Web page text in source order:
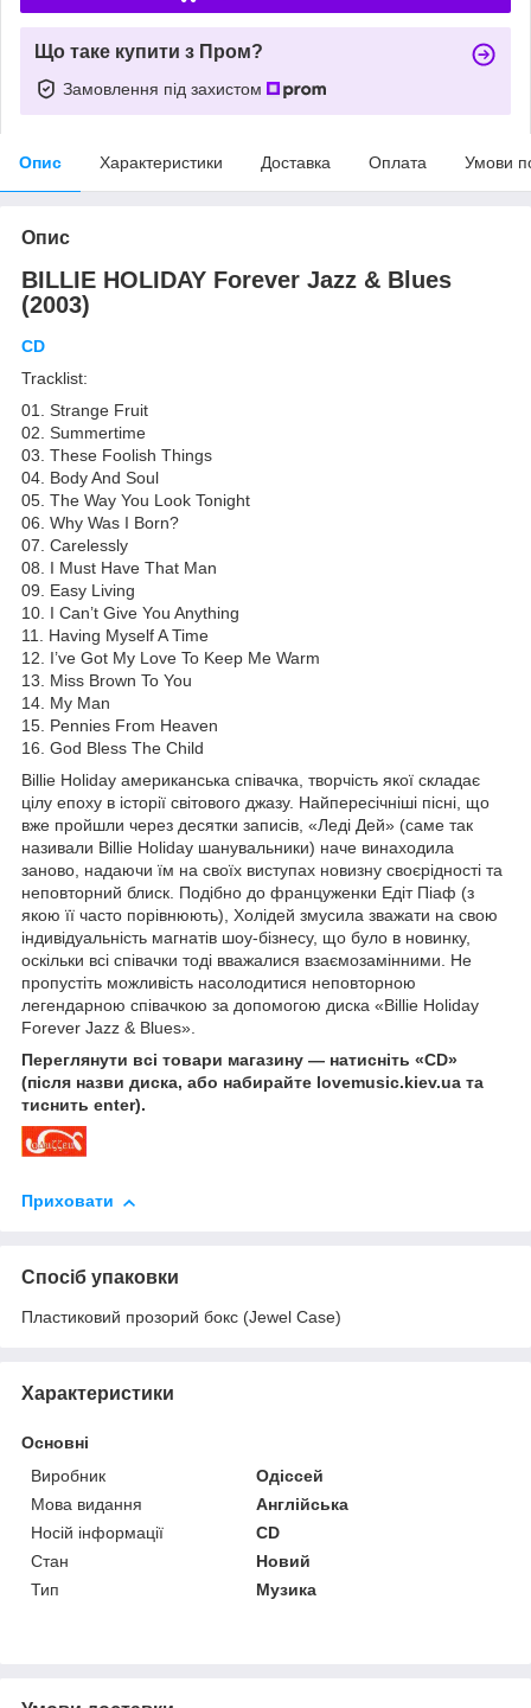
Що таке купити з Пром?
Замовлення під захистом
Опис Характеристики Доставка Оплата Умови
Опис
BILLIE HOLIDAY Forever Jazz & Blues
(2003)
CD
Tracklist:
01. Strange Fruit
02. Summertime
03. These Foolish Things
04. Body And Soul
05. The Way You Look Tonight
06. Why Was I Born?
07. Carelessly
08. I Must Have That Man
09. Easy Living
10. I Can’t Give You Anything
11. Having Myself A Time
12. I’ve Got My Love To Keep Me Warm
13. Miss Brown To You
14. My Man
15. Pennies From Heaven
16. God Bless The Child
Billie Holiday американська співачка, творчість якої складає
цілу епоху в історії світового джазу. Найпересічніші пісні, що
вже пройшли через десятки записів, «Леді Дей» (саме так
називали Billie Holiday шанувальники) наче винаходила
заново, надаючи їм на своїх виступах новизну своєрідності та
неповторний блиск. Подібно до француженки Едіт Піаф (з
якою її часто порівнюють), Холідей змусила зважати на свою
індивідуальність магнатів шоу-бізнесу, що було в новинку,
оскільки всі співачки тоді вважалися взаємозамінними. Не
пропустіть можливість насолодитися неповторною
легендарною співачкою за допомогою диска «Billie Holiday
Forever Jazz & Blues».
Переглянути всі товари магазину — натисніть «CD»
(після назви диска, або набирайте lovemusic.kiev.ua та
тиснить enter).
Приховати
Спосіб упаковки
Пластиковий прозорий бокс (Jewel Case)
Характеристики
Основні
Виробник
Одіссей
Мова видання
Англійська
Носій інформації
CD
Стан
Новий
Тип
Музика